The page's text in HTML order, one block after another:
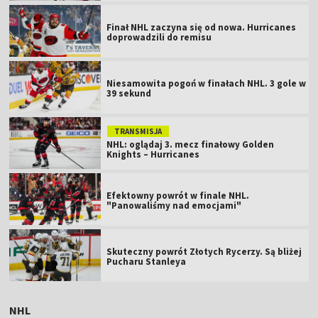
Finał NHL zaczyna się od nowa. Hurricanes
doprowadzili do remisu
Niesamowita pogoń w finałach NHL. 3 gole w
39 sekund
TRANSMISJA
NHL: oglądaj 3. mecz finałowy Golden
Knights – Hurricanes
Efektowny powrót w finale NHL.
"Panowaliśmy nad emocjami"
Skuteczny powrót Złotych Rycerzy. Są bliżej
Pucharu Stanleya
NHL